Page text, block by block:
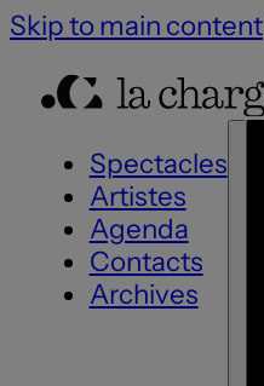
Skip to main content
Spectacles
Artistes
Agenda
Contacts
Archives